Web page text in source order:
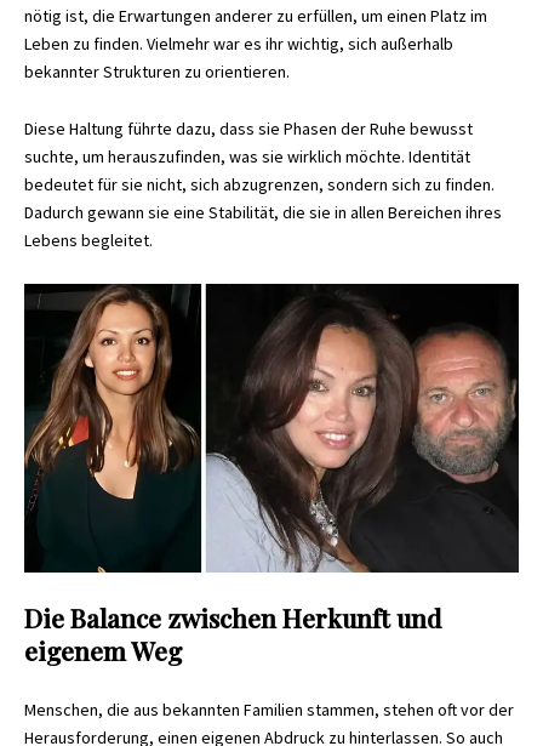
nötig ist, die Erwartungen anderer zu erfüllen, um einen Platz im
Leben zu finden. Vielmehr war es ihr wichtig, sich außerhalb
bekannter Strukturen zu orientieren.
Diese Haltung führte dazu, dass sie Phasen der Ruhe bewusst
suchte, um herauszufinden, was sie wirklich möchte. Identität
bedeutet für sie nicht, sich abzugrenzen, sondern sich zu finden.
Dadurch gewann sie eine Stabilität, die sie in allen Bereichen ihres
Lebens begleitet.
Die Balance zwischen Herkunft und
eigenem Weg
Menschen, die aus bekannten Familien stammen, stehen oft vor der
Herausforderung, einen eigenen Abdruck zu hinterlassen. So auch